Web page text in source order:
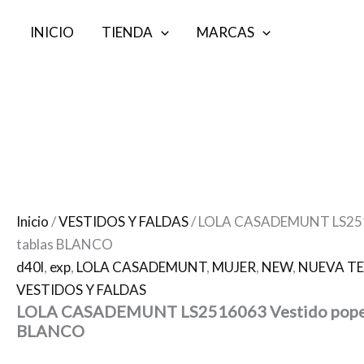
INICIO TIENDA MARCAS
Inicio/VESTIDOS Y FALDAS/ LOLA CASADEMUNT
tablas BLANCO
d40l, exp, LOLA CASADEMUNT, MUJER, NEW, NUEVA
VESTIDOS Y FALDAS
LOLA CASADEMUNT LS2516063 Vestido
BLANCO
¡Oferta!
¡Oferta!
¡Oferta!
¡Oferta!
¡Oferta!
¡Oferta!
¡Oferta!
¡Oferta!